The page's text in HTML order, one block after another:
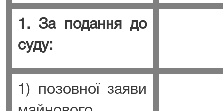
1. За подання до
суду:
1) позовної заяви